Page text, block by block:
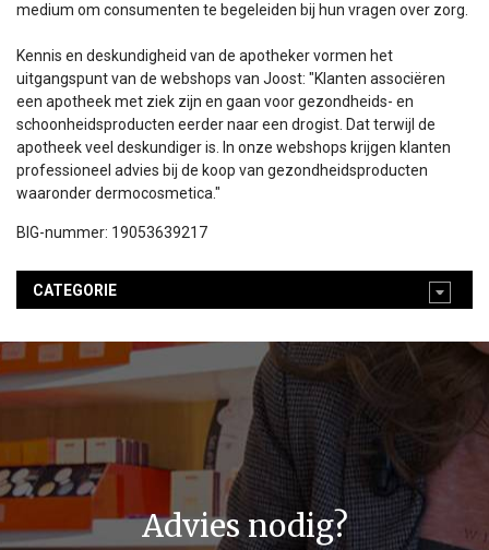
medium om consumenten te begeleiden bij hun vragen over zorg.
Kennis en deskundigheid van de apotheker vormen het
uitgangspunt van de webshops van Joost: "Klanten associëren
een apotheek met ziek zijn en gaan voor gezondheids- en
schoonheidsproducten eerder naar een drogist. Dat terwijl de
apotheek veel deskundiger is. In onze webshops krijgen klanten
professioneel advies bij de koop van gezondheidsproducten
waaronder dermocosmetica."
BIG-nummer: 19053639217
CATEGORIE
Advies nodig?